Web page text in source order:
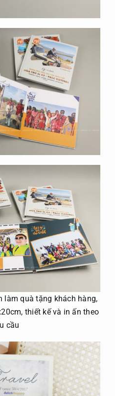
làm quà tặng khách hàng,
thiết kế và in ấn theo
cầu